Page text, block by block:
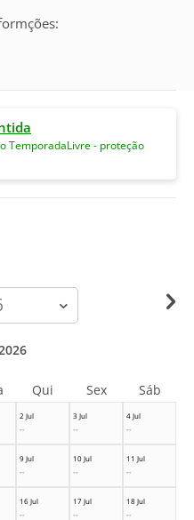
TemporadaLivre - proteção
2 Jul
--
3 Jul
--
4 Jul
--
9 Jul
--
10 Jul
--
11 Jul
--
16 Jul
--
17 Jul
--
18 Jul
--
Qui Sex Sáb